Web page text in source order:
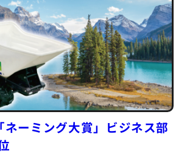
ーミング大賞」ビジネス部